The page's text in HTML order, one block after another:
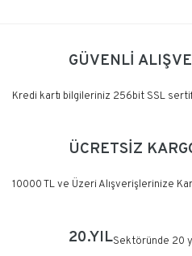
Yorum
GÜVENLİ
Kredi kartı bilgileriniz 256bit SSL
ÜCRETSİZ
10000 TL ve Üzeri Alışverişlerinize
20.YILSektöründe 20